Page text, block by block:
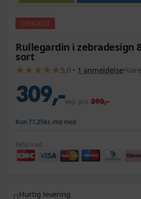
UDSOLGT
Rullegardin i zebradesign
sort
★
★★
★★
★★
★★
★5,0 • 1 anmeldelse•
309,-Vejl. pris 390,-
Betal med:
Hurtig levering